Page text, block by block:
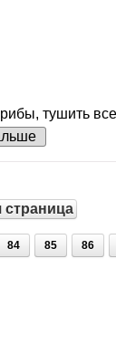
тушить
84 85 86